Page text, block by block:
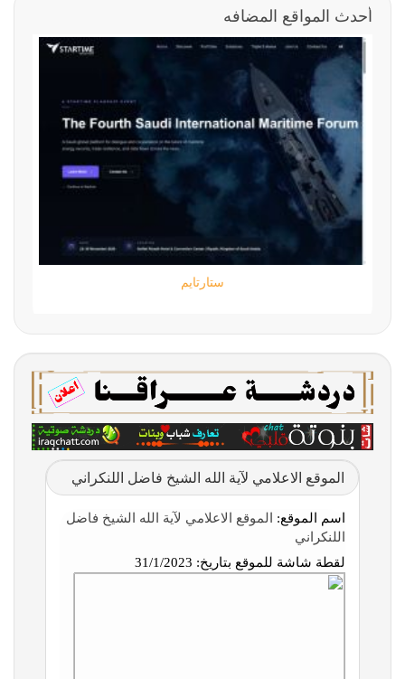
أحدث المواقع المضافه
ستارتايم
الموقع الاعلامي لآية الله الشيخ فاضل اللنكراني
اسم الموقع: الموقع الاعلامي لآية الله الشيخ فاضل
اللنكراني
لقطة شاشة للموقع بتاريخ: